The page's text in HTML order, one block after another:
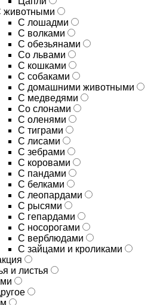
животными
С лошадми
С волками
С обезьянами
Со львами
С кошками
С собаками
С домашними животными
С медведями
Со слонами
С оленями
С тиграми
С лисами
С зебрами
С коровами
С пандами
С белками
С леопардами
С рысями
С гепардами
С носорогами
С верблюдами
С зайцами и кроликами
и листья